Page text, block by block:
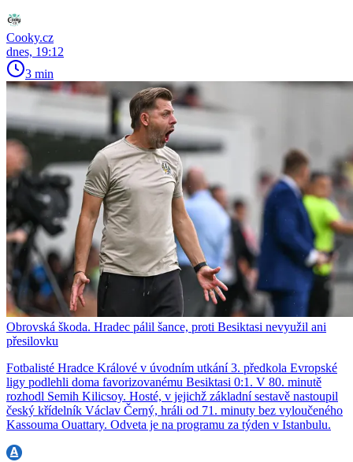
Cooky.cz
dnes, 19:12
3 min
Obrovská škoda. Hradec pálil šance, proti Besiktasi nevyužil ani
přesilovku
Fotbalisté Hradce Králové v úvodním utkání 3. předkola Evropské
ligy podlehli doma favorizovanému Besiktasi 0:1. V 80. minutě
rozhodl Semih Kilicsoy. Hosté, v jejichž základní sestavě nastoupil
český křídelník Václav Černý, hráli od 71. minuty bez vyloučeného
Kassouma Ouattary. Odveta je na programu za týden v Istanbulu.